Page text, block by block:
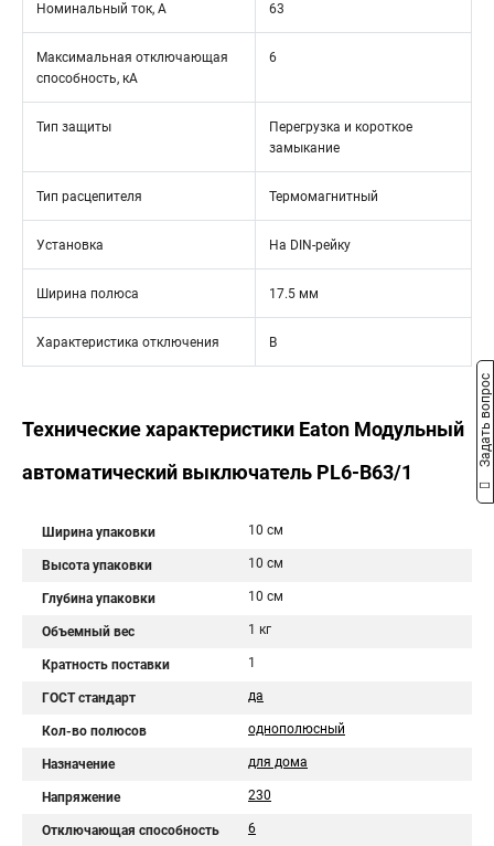
Номинальный ток, А 63
Максимальная отключающая
способность, кА
6
Тип защиты
Перегрузка и короткое
замыкание
Тип расцепителя Термомагнитный
Установка На DIN-рейку
Ширина полюса 17.5 мм
Характеристика отключения B
Технические характеристики Eaton Модульный
автоматический выключатель PL6-B63/1
Ширина упаковки 10 см
Высота упаковки 10 см
Глубина упаковки 10 см
Объемный вес 1 кг
Кратность поставки 1
ГОСТ стандарт да
Кол-во полюсов однополюсный
Назначение для дома
Напряжение 230
Отключающая способность 6
Задать вопрос